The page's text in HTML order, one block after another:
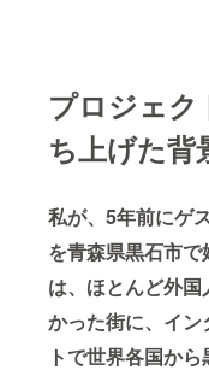
プロジェク
ち上げた背
私が、5年前にゲ
を青森県黒石市で
は、ほとんど外国
かった街に、イン
トで世界各国か